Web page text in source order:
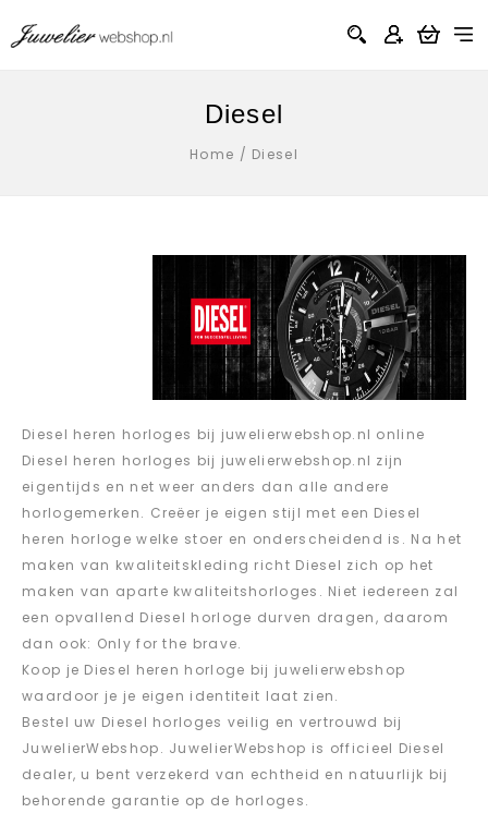
Diesel
Home / Diesel
Diesel heren horloges bij juwelierwebshop.nl online
Diesel heren horloges bij juwelierwebshop.nl zijn
eigentijds en net weer anders dan alle andere
horlogemerken. Creëer je eigen stijl met een Diesel
heren horloge welke stoer en onderscheidend is. Na het
maken van kwaliteitskleding richt Diesel zich op het
maken van aparte kwaliteitshorloges. Niet iedereen zal
een opvallend Diesel horloge durven dragen, daarom
dan ook: Only for the brave.
Koop je Diesel heren horloge bij juwelierwebshop
waardoor je je eigen identiteit laat zien.
Bestel uw Diesel horloges veilig en vertrouwd bij
JuwelierWebshop. JuwelierWebshop is officieel Diesel
dealer, u bent verzekerd van echtheid en natuurlijk bij
behorende garantie op de horloges.